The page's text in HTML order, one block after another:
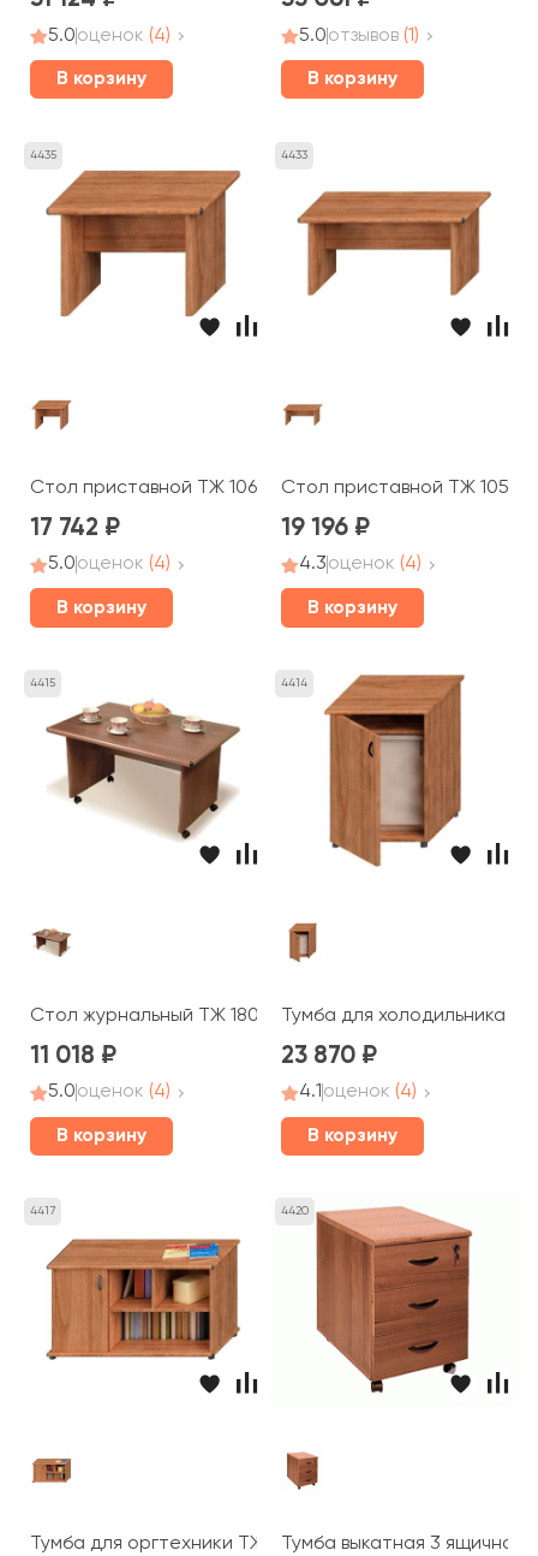
5.0оценок (4)
В корзину
5.0отзывов (1)
В корзину
4435
Стол приставной ТЖ 106 Prestige
17 742
5.0оценок (4)
В корзину
4433
Стол приставной ТЖ 105
19 196
4.3оценок (4)
В корзину
4415
Стол журнальный ТЖ 180 Prestige
11 018
5.0оценок (4)
В корзину
4414
Тумба для холодильника
23 870
4.1оценок (4)
В корзину
4417
Тумба для оргтехники ТЖ 205 Prestige
4420
Тумба выкатная 3